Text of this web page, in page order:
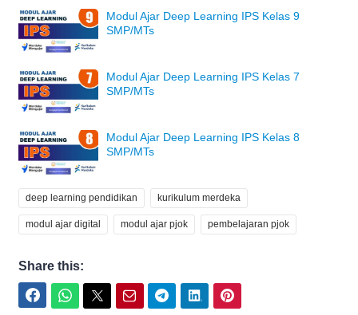
Modul Ajar Deep Learning IPS Kelas 9
SMP/MTs
Modul Ajar Deep Learning IPS Kelas 7
SMP/MTs
Modul Ajar Deep Learning IPS Kelas 8
SMP/MTs
deep learning pendidikan kurikulum merdeka
modul ajar digital modul ajar pjok pembelajaran pjok
Share this: